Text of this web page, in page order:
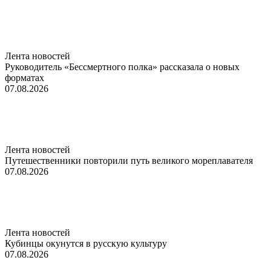
Лента новостей
Руководитель «Бессмертного полка» рассказала о новых
форматах
07.08.2026
Лента новостей
Путешественники повторили путь великого мореплавателя
07.08.2026
Лента новостей
Кубинцы окунутся в русскую культуру
07.08.2026